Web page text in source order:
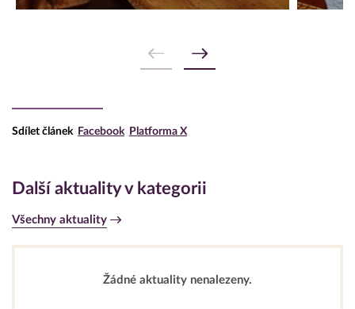
Sdílet článek Facebook Platforma X
Další aktuality v kategorii
Všechny aktuality
Žádné aktuality nenalezeny.